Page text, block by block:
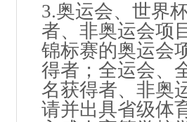
3.奥运会、世界
者、非奥运会项
锦标赛的奥运会
得者；全运会、
名获得者、非奥
请并出具省级体